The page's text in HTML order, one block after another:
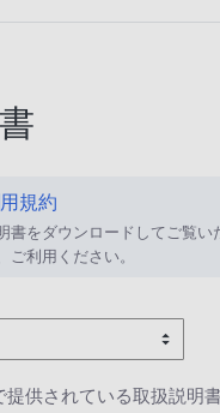
規約
書をダウンロードしてご覧い
利用ください。
供されている取扱説明